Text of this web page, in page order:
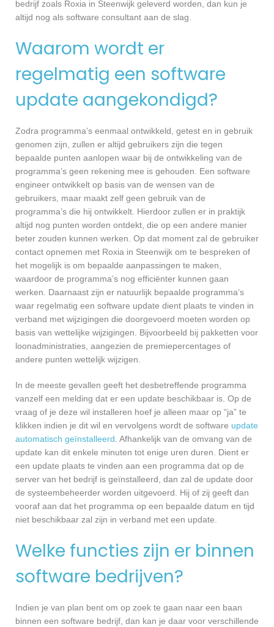
bedrijf zoals Roxia in Steenwijk geleverd worden, dan kun je
altijd nog als software consultant aan de slag.
Waarom wordt er
regelmatig een software
update aangekondigd?
Zodra programma’s eenmaal ontwikkeld, getest en in gebruik
genomen zijn, zullen er altijd gebruikers zijn die tegen
bepaalde punten aanlopen waar bij de ontwikkeling van de
programma’s geen rekening mee is gehouden. Een software
engineer ontwikkelt op basis van de wensen van de
gebruikers, maar maakt zelf geen gebruik van de
programma’s die hij ontwikkelt. Hierdoor zullen er in praktijk
altijd nog punten worden ontdekt, die op een andere manier
beter zouden kunnen werken. Op dat moment zal de gebruiker
contact opnemen met Roxia in Steenwijk om te bespreken of
het mogelijk is om bepaalde aanpassingen te maken,
waardoor de programma’s nog efficiënter kunnen gaan
werken. Daarnaast zijn er natuurlijk bepaalde programma’s
waar regelmatig een software update dient plaats te vinden in
verband met wijzigingen die doorgevoerd moeten worden op
basis van wettelijke wijzigingen. Bijvoorbeeld bij pakketten voor
loonadministraties, aangezien de premiepercentages of
andere punten wettelijk wijzigen.
In de meeste gevallen geeft het desbetreffende programma
vanzelf een melding dat er een update beschikbaar is. Op de
vraag of je deze wil installeren hoef je alleen maar op “ja” te
klikken indien je dit wil en vervolgens wordt de software update
automatisch geïnstalleerd . Afhankelijk van de omvang van de
update kan dit enkele minuten tot enige uren duren. Dient er
een update plaats te vinden aan een programma dat op de
server van het bedrijf is geïnstalleerd, dan zal de update door
de systeembeheerder worden uitgevoerd. Hij of zij geeft dan
vooraf aan dat het programma op een bepaalde datum en tijd
niet beschikbaar zal zijn in verband met een update.
Welke functies zijn er binnen
software bedrijven?
Indien je van plan bent om op zoek te gaan naar een baan
binnen een software bedrijf, dan kan je daar voor verschillende